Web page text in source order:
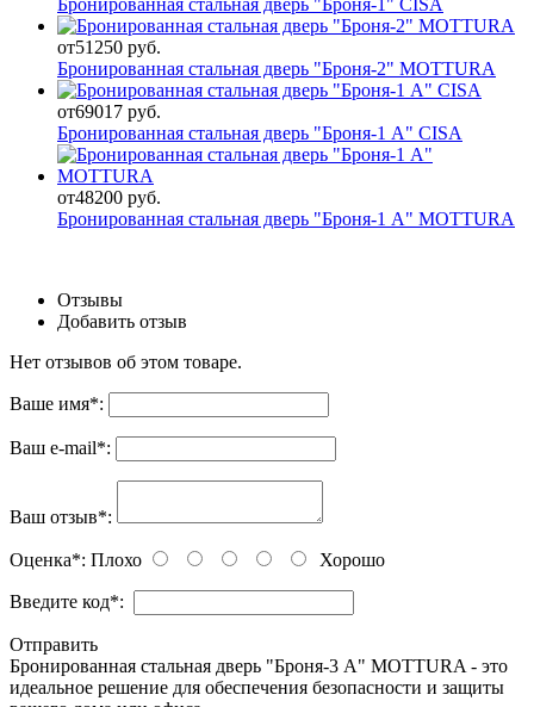
от51250 руб.
Бронированная стальная дверь "Броня-2" MOTTURA
от69017 руб.
Бронированная стальная дверь "Броня-1 А" CISA
от48200 руб.
Бронированная стальная дверь "Броня-1 А" MOTTURA
Отзывы
Добавить отзыв
Нет отзывов об этом товаре.
Ваше имя*:
Ваш e-mail*:
Ваш отзыв*:
Оценка*: Плохо Хорошо
Введите код*:
Отправить
Бронированная стальная дверь "Броня-3 А" MOTTURA - это
идеальное решение для обеспечения безопасности и защиты